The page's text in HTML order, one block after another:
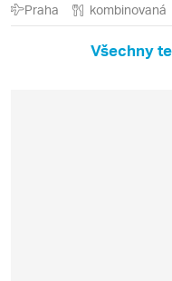
Praha kombinovaná
Všechny